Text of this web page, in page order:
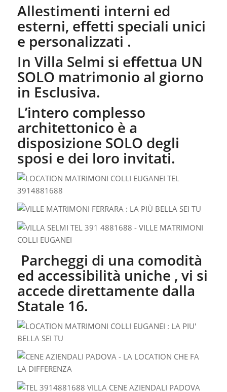
Allestimenti interni ed
esterni, effetti speciali unici
e personalizzati .
In Villa Selmi si effettua UN
SOLO matrimonio al giorno
in Esclusiva.
L’intero complesso
architettonico è a
disposizione SOLO degli
sposi e dei loro invitati.
Parcheggi di una comodità
ed accessibilità uniche , vi si
accede direttamente dalla
Statale 16.